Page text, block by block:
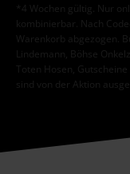
*4 Wochen gültig. Nur
kombinierbar. Nach
Warenkorb abgezogen.
Lindemann, Böhse
Toten Hosen,
sind von der Aktion